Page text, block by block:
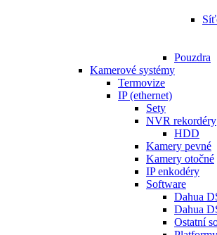
Pouzdra
Kamerové systémy
Termovize
IP (ethernet)
Sety
NVR rekordéry
HDD
Kamery pevné
Kamery otočné
IP enkodéry
Software
Dahua
Dahua
Ostatní